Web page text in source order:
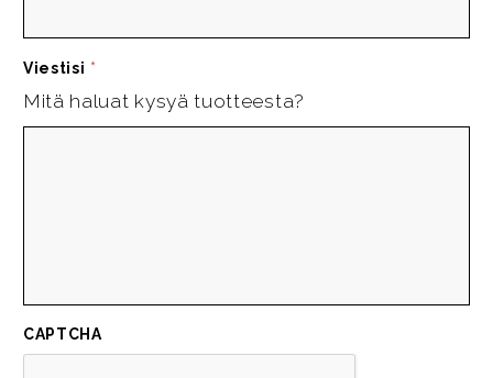
Viestisi *
Mitä haluat kysyä tuotteesta?
CAPTCHA